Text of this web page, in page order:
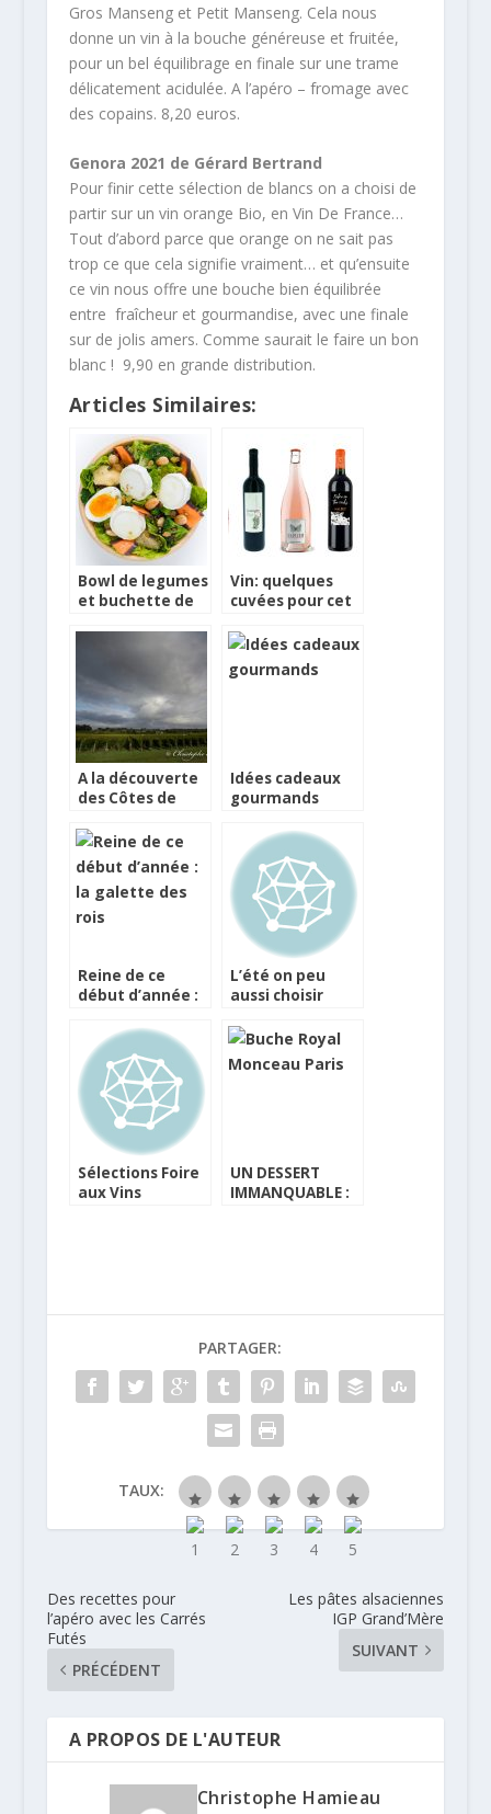
Gros Manseng et Petit Manseng. Cela nous
donne un vin à la bouche généreuse et fruitée,
pour un bel équilibrage en finale sur une trame
délicatement acidulée. A l’apéro – fromage avec
des copains. 8,20 euros.
Genora 2021 de Gérard Bertrand
Pour finir cette sélection de blancs on a choisi de
partir sur un vin orange Bio, en Vin De France…
Tout d’abord parce que orange on ne sait pas
trop ce que cela signifie vraiment… et qu’ensuite
ce vin nous offre une bouche bien équilibrée
entre fraîcheur et gourmandise, avec une finale
sur de jolis amers. Comme saurait le faire un bon
blanc ! 9,90 en grande distribution.
Articles Similaires:
Bowl de legumes
et buchette de
Vin: quelques
cuvées pour cet
A la découverte
des Côtes de
Idées cadeaux
gourmands
Reine de ce
début d’année :
L’été on peu
aussi choisir
rouge !
Sélections Foire
aux Vins
UN DESSERT
IMMANQUABLE :
PARTAGER:
TAUX:
Des recettes pour
l’apéro avec les Carrés
Futés
PRÉCÉDENT
Les pâtes alsaciennes
IGP Grand’Mère
SUIVANT
A PROPOS DE L'AUTEUR
Christophe Hamieau